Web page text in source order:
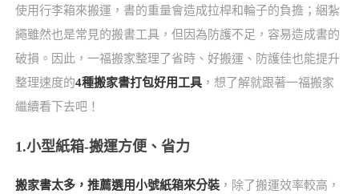
使用行李箱來搬運，書的重量會造成拉桿和輪子的負擔；綑紮
繩雖然也是常見的搬書工具，但因為防護不足，容易造成書的
破損。因此，一福搬家整理了省時、好搬運、防護佳也能提升
整理速度的4種搬家書打包好用工具，想了解就跟著一福搬家
繼續看下去吧！
1.小型紙箱-搬運方便、省力
搬家書太多，推薦選用小號紙箱來分裝，除了搬運效率較高，